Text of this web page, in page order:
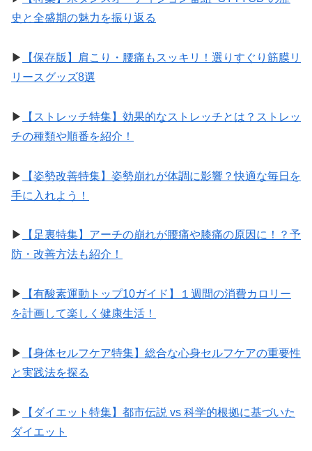
史と全盛期の魅力を振り返る
▶︎
【保存版】肩こり・腰痛もスッキリ！選りすぐり筋膜リ
リースグッズ8選
▶︎
【ストレッチ特集】効果的なストレッチとは？ストレッ
チの種類や順番を紹介！
▶︎
【姿勢改善特集】姿勢崩れが体調に影響？快適な毎日を
手に入れよう！
▶︎
【足裏特集】アーチの崩れが腰痛や膝痛の原因に！？予
防・改善方法も紹介！
▶︎
【有酸素運動トップ10ガイド】１週間の消費カロリー
を計画して楽しく健康生活！
▶︎
【身体セルフケア特集】総合な心身セルフケアの重要性
と実践法を探る
▶︎
【ダイエット特集】都市伝説 vs 科学的根拠に基づいた
ダイエット